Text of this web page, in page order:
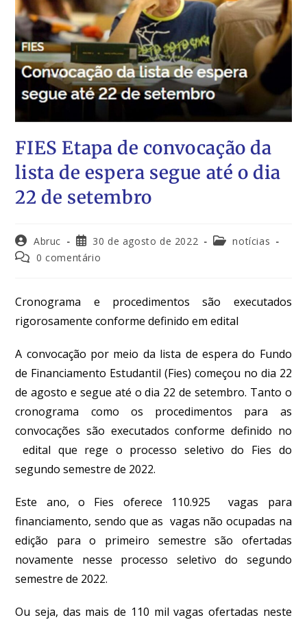
FIES Etapa de convocação da
lista de espera segue até o dia
22 de setembro
Abruc 30 de agosto de 2022
notícias
0 comentário
Cronograma e procedimentos são executados
rigorosamente conforme definido em edital
A convocação por meio da lista de espera do Fundo
de Financiamento Estudantil (Fies) começou no dia 22
de agosto e segue até o dia 22 de setembro. Tanto o
cronograma como os procedimentos para as
convocações são executados conforme definido no
edital que rege o processo seletivo do Fies do
segundo semestre de 2022.
Este ano, o Fies oferece 110.925 vagas para
financiamento, sendo que as vagas não ocupadas na
edição para o primeiro semestre são ofertadas
novamente nesse processo seletivo do segundo
semestre de 2022.
Ou seja, das mais de 110 mil vagas ofertadas neste